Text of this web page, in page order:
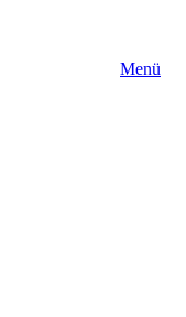
Menü